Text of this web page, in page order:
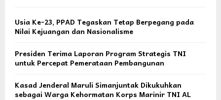
Usia Ke-23, PPAD Tegaskan Tetap Berpegang pada
Nilai Kejuangan dan Nasionalisme
Presiden Terima Laporan Program Strategis TNI
untuk Percepat Pemerataan Pembangunan
Kasad Jenderal Maruli Simanjuntak Dikukuhkan
sebagai Warga Kehormatan Korps Marinir TNI AL